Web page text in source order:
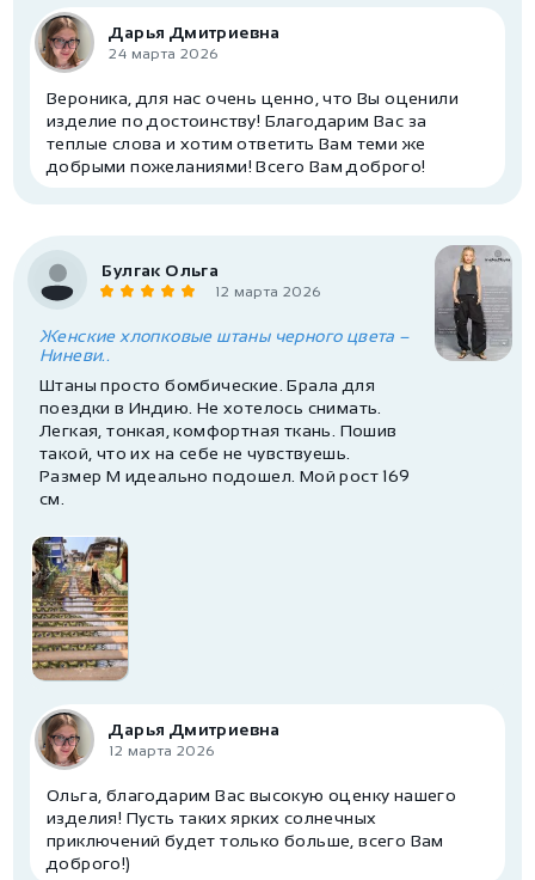
Дарья Дмитриевна
24 марта 2026
Вероника, для нас очень ценно, что Вы оценили
изделие по достоинству! Благодарим Вас за
теплые слова и хотим ответить Вам теми же
добрыми пожеланиями! Всего Вам доброго!
Булгак Ольга
12 марта 2026
Женские хлопковые штаны черного цвета –
Ниневи..
Штаны просто бомбические. Брала для
поездки в Индию. Не хотелось снимать.
Легкая, тонкая, комфортная ткань. Пошив
такой, что их на себе не чувствуешь.
Размер М идеально подошел. Мой рост 169
см.
Дарья Дмитриевна
12 марта 2026
Ольга, благодарим Вас высокую оценку нашего
изделия! Пусть таких ярких солнечных
приключений будет только больше, всего Вам
доброго!)